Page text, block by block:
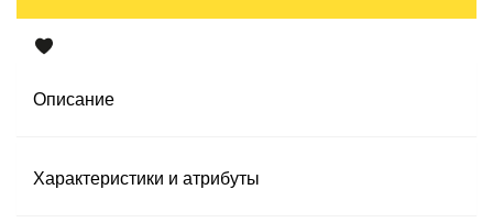
Описание
Характеристики и атрибуты